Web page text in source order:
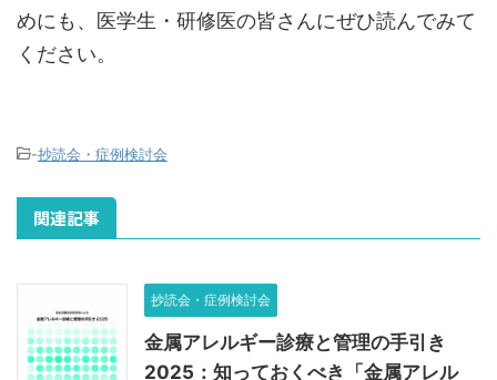
めにも、医学生・研修医の皆さんにぜひ読んでみて
ください。
-抄読会・症例検討会
関連記事
抄読会・症例検討会
金属アレルギー診療と管理の手引き
2025：知っておくべき「金属アレル